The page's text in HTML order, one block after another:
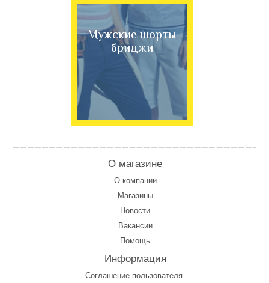
Мужские шорты
бриджи
О магазине
О компании
Магазины
Новости
Вакансии
Помощь
Информация
Соглашение пользователя